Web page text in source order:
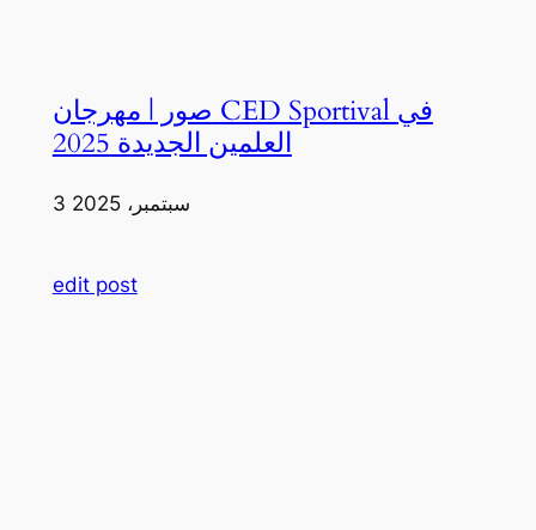
صور | مهرجان CED Sportival في
العلمين الجديدة 2025
3 سبتمبر، 2025
edit post